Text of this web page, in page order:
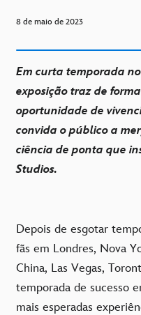
8 de maio de 2023
Em curta temporada
exposição traz de
oportunidade de
convida o público a
ciência de ponta que
Studios.
Depois de esgotar
fãs em Londres, Nova
China, Las Vegas,
temporada de sucesso
mais esperadas